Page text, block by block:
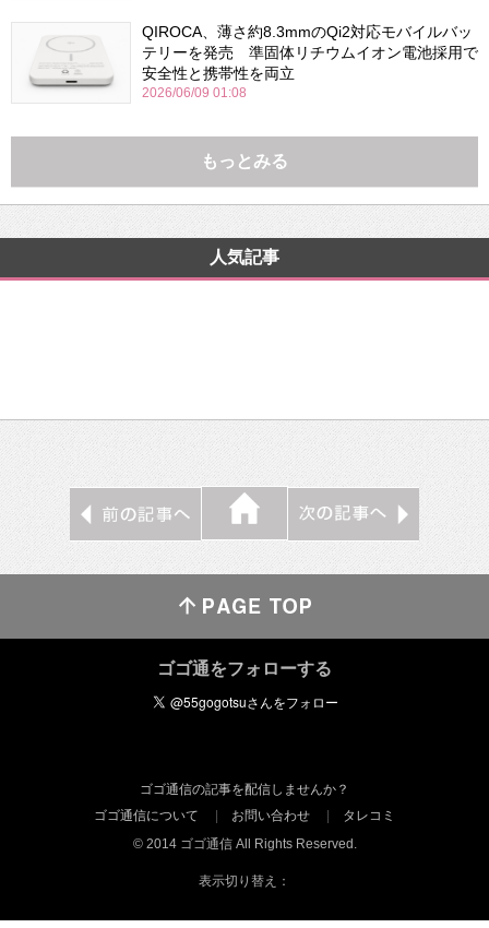
QIROCA、薄さ約8.3mmのQi2対応モバイルバッ
テリーを発売 準固体リチウムイオン電池採用で
安全性と携帯性を両立
2026/06/09 01:08
もっとみる
人気記事
ゴゴ通をフォローする
ゴゴ通信の記事を配信しませんか？
ゴゴ通信について
お問い合わせ
タレコミ
© 2014 ゴゴ通信 All Rights Reserved.
表示切り替え：